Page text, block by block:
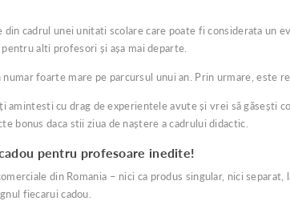
cadrul unei unitati scolare care poate fi considerata un
alti profesori și așa mai departe.
foarte mare pe parcursul unui an. Prin urmare, este
amintesti cu drag de experientele avute și vrei să
bonus daca stii ziua de naștere a cadrului didactic.
pentru profesoare inedite!
din Romania – nici ca produs singular, nici
fiecarui cadou.